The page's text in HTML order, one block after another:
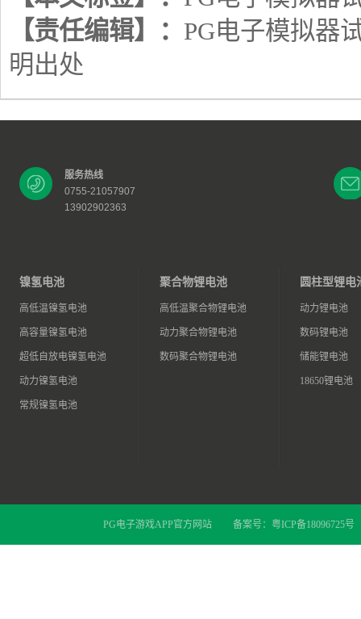
【责任编辑】： PG电子模拟器
明出处
服务热线
0755-21057907
13902902363
镍氢电池
高低温镍氢电池
高容量镍氢电池
超低自放电镍氢电池
动力镍氢电池
常规镍氢电池
聚合物锂电池
高低温聚合物锂电池
动力聚合物锂电池
数码聚合物锂电池
圆柱型锂电
动力锂电池
数码锂电池
储能锂电池
18650锂电池
PG电子游戏APP官方网站 备案号： 粤ICP备18096725号